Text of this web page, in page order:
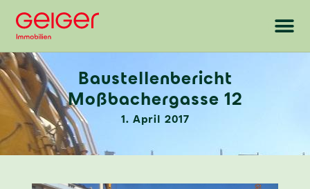
Baustellenbericht
Moßbachergasse 12
1. April 2017